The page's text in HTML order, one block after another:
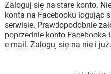
Zaloguj się na stare konto.
konta na Facebooku logując
serwisie. Prawdopodobnie
poprzednie konto Facebooka
e-mail. Zaloguj się na nie i już.